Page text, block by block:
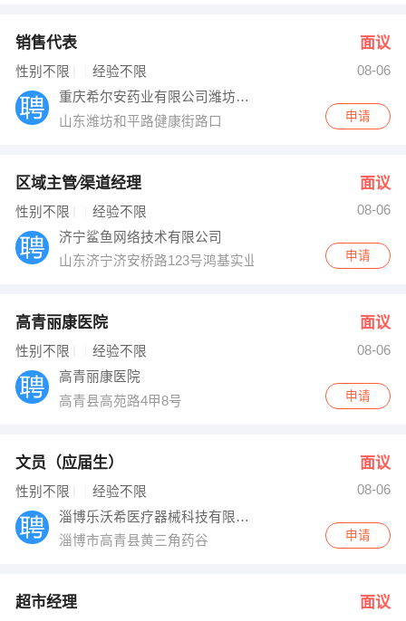
销售代表 面议
性别不限 经验不限
08-06
重庆希尔安药业有限公司潍坊办事处
山东潍坊和平路健康街路口
申请
区域主管∕渠道经理 面议
性别不限 经验不限
08-06
济宁鲨鱼网络技术有限公司
山东济宁济安桥路123号鸿基实业
申请
高青丽康医院 面议
性别不限 经验不限
08-06
高青丽康医院
高青县高苑路4甲8号
申请
文员（应届生） 面议
性别不限 经验不限
08-06
淄博乐沃希医疗器械科技有限公司
淄博市高青县黄三角药谷
申请
超市经理 面议